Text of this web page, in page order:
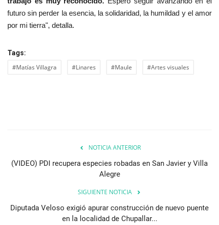
futuro sin perder la esencia, la solidaridad, la humildad y el amor
por mi tierra", detalla.
Tags:
#Matías Villagra #Linares #Maule #Artes visuales
NOTICIA ANTERIOR
(VIDEO) PDI recupera especies robadas en San Javier y Villa
Alegre
SIGUIENTE NOTICIA
Diputada Veloso exigió apurar construcción de nuevo puente
en la localidad de Chupallar...